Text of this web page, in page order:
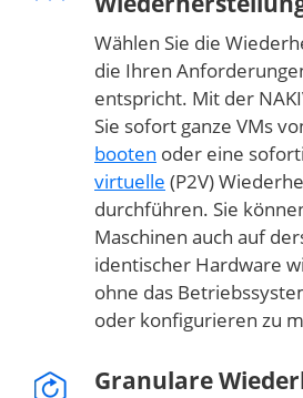
Wählen Sie die
die Ihren
entspricht. Mit der
Sie sofort ganze VMs
booten oder eine
virtuelle (P2V)
durchführen. Sie
Maschinen auch auf
identischer Hardware
ohne das
oder konfigurieren zu
Granulare